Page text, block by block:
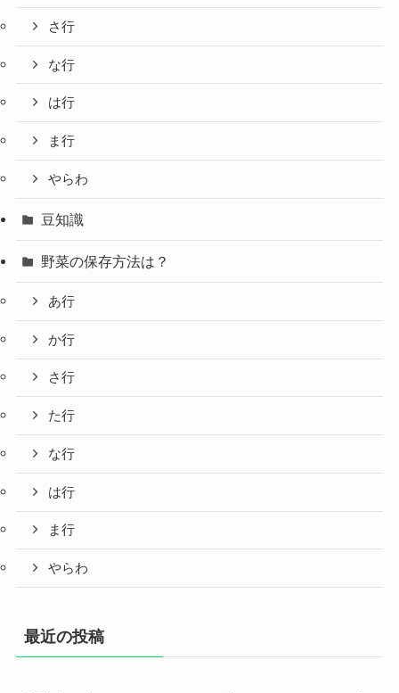
さ行
な行
は行
ま行
やらわ
豆知識
野菜の保存方法は？
あ行
か行
さ行
た行
な行
は行
ま行
やらわ
最近の投稿